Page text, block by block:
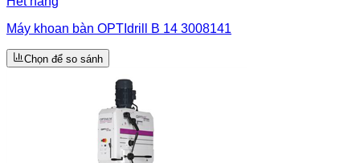
Máy khoan bàn OPTIdrill B 14 3008141
Chọn để so sánh